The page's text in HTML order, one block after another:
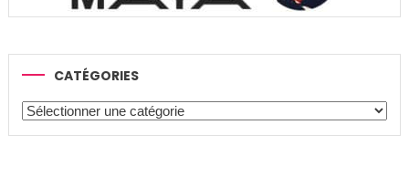
CATÉGORIES
Catégories